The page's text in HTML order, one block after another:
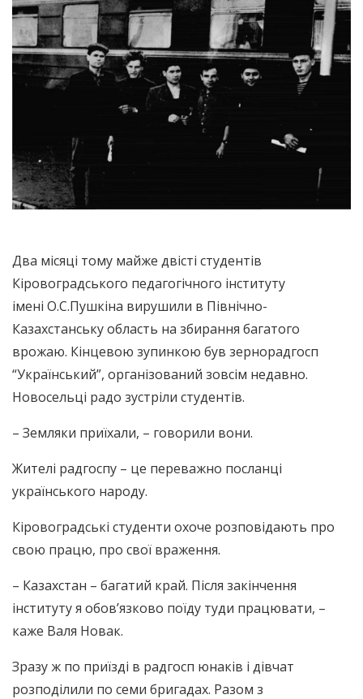
Два місяці тому майже двісті студентів
Кіровоградського педагогічного інституту
імені О.С.Пушкіна вирушили в Північно-
Казахстанську область на збирання багатого
врожаю. Кінцевою зупинкою був зернорадгосп
“Український”, організований зовсім недавно.
Новосельці радо зустріли студентів.
– Земляки приїхали, – говорили вони.
Жителі радгоспу – це переважно посланці
українського народу.
Кіровоградські студенти охоче розповідають про
свою працю, про свої враження.
– Казахстан – багатий край. Після закінчення
інституту я обов’язково поїду туди працювати, –
каже Валя Новак.
Зразу ж по приїзді в радгосп юнаків і дівчат
розподілили по семи бригадах. Разом з